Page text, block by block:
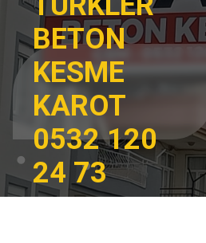
BETON
KESME
KAROT
0532 120
24 73